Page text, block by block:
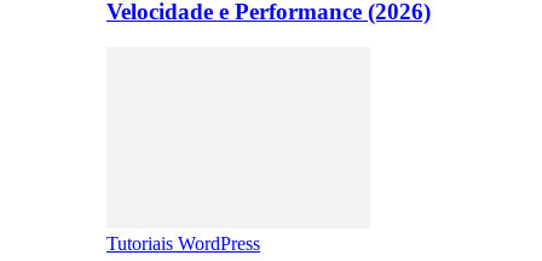
Velocidade e Performance (2026)
Tutoriais WordPress